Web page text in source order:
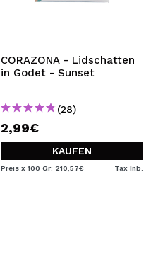
CORAZONA - Lidschatten
in Godet - Sunset
(28)
2,99€
KAUFEN
Preis x 100 Gr: 210,57€ Tax Inb.